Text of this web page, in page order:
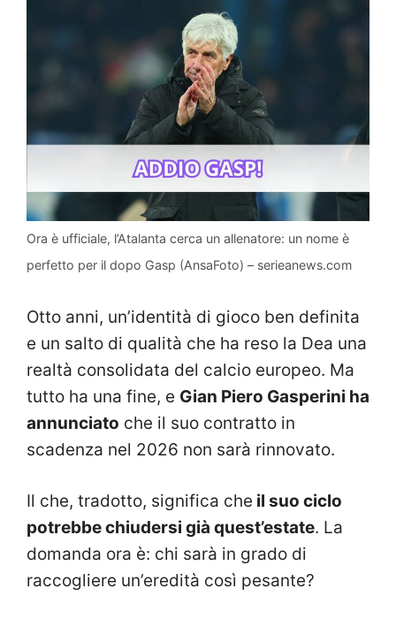
Ora è ufficiale, l’Atalanta cerca un allenatore: un nome è
perfetto per il dopo Gasp (AnsaFoto) – serieanews.com
Otto anni, un’identità di gioco ben definita
e un salto di qualità che ha reso la Dea una
realtà consolidata del calcio europeo. Ma
tutto ha una fine, e Gian Piero Gasperini ha
annunciato che il suo contratto in
scadenza nel 2026 non sarà rinnovato.
Il che, tradotto, significa che il suo ciclo
potrebbe chiudersi già quest’estate. La
domanda ora è: chi sarà in grado di
raccogliere un’eredità così pesante?